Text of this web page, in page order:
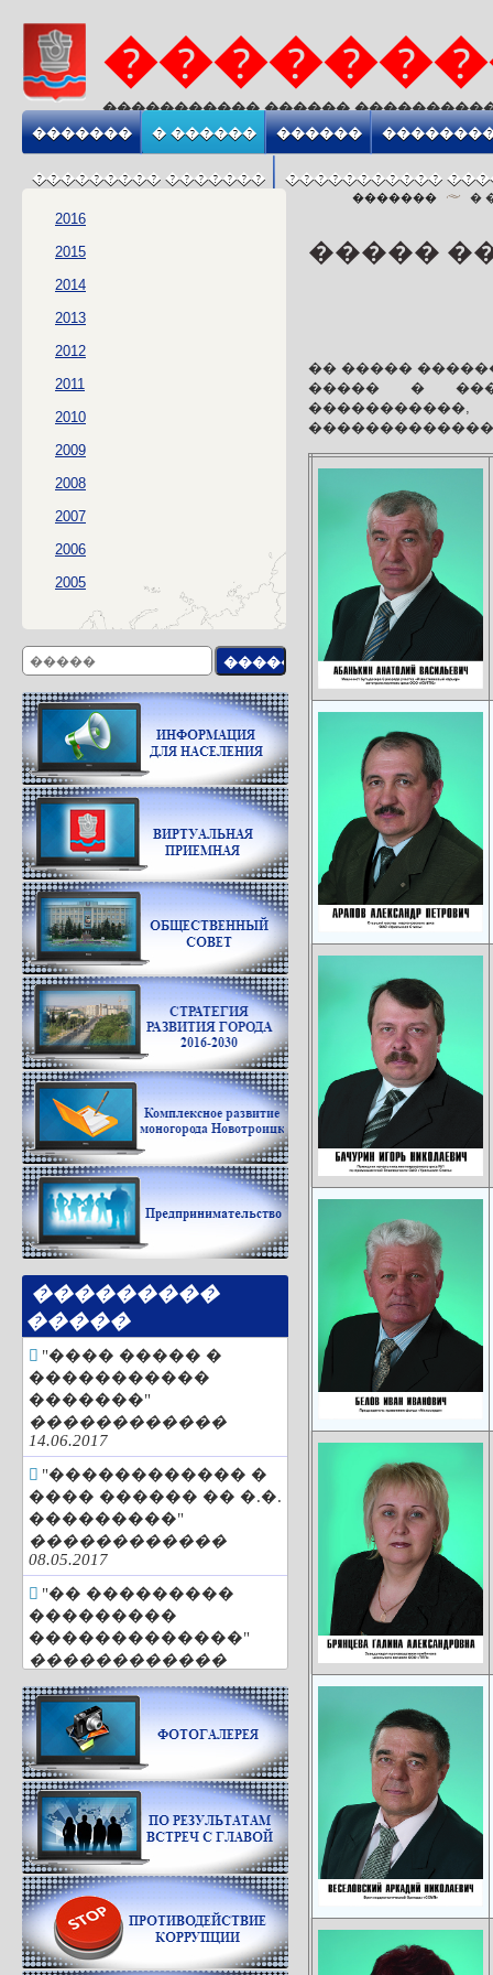
����������� ������
����������� ����� ����������
������� � ������ ������
��������� ������� �����������
2016
2015
2014
2013
2012
2011
2010
2009
2008
2007
2006
2005
���������
�����
"���� ����� �
�����������
�������"
������������
14.06.2017
"������������ �
���� ������ �� �.�.
���������"
������������
08.05.2017
"�� ���������
���������
�������������"
������������
"�������
��������� ���
������"
������������
29.03.2017
"�� 85 ���"
������������
01.03.2017
"�������. �����.
�������"
������������
01.03.2017
������� �
�����
�� �����
����� �